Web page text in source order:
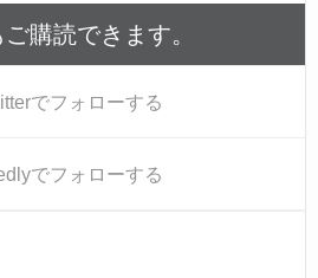
購読できます。
でフォローする
でフォローする